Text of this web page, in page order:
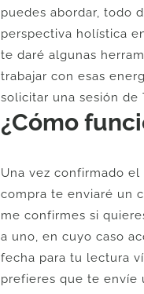
puedes abordar, todo
perspectiva holística
te daré algunas
trabajar con esas
solicitar una sesión de
¿Cómo
Una vez confirmado el
compra te enviaré un
me confirmes si
a uno, en cuyo caso
fecha para tu lectura
prefieres que te envíe